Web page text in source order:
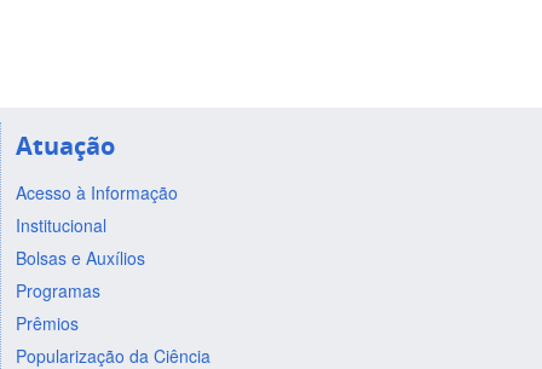
Atuação
Acesso à Informação
Institucional
Bolsas e Auxílios
Programas
Prêmios
Popularização da Ciência